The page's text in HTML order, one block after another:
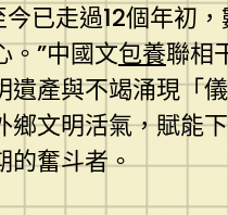
已走過12個年初
。”中國文包養聯相
產與不竭涌現「
文明活氣，賦能
的奮斗者。